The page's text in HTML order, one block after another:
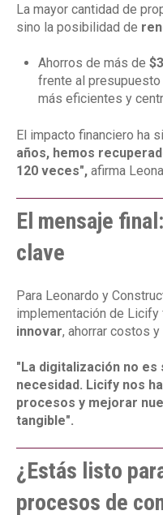
La mayor cantidad de
sino la posibilidad de
Ahorros de más de
frente al
más eficientes y
El impacto financiero ha
años, hemos
120 veces", afirma
El mensaje
clave
Para Leonardo y
implementación de Licify
innovar, ahorrar costos y
"La digitalización no es
necesidad. Licify nos
procesos y mejorar
tangible".
¿Estás listo
procesos de